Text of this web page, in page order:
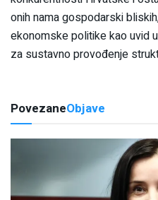
onih nama gospodarski
ekonomske politike kao uvid
za sustavno provođenje
PovezaneObjave